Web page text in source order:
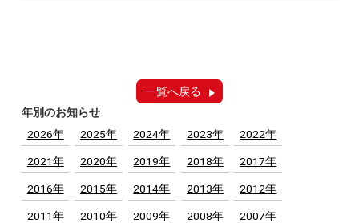
一覧へ戻る
年別のお知らせ
2026年
2025年 2024年 2023年 2022年
2021年 2020年 2019年 2018年 2017年
2016年 2015年 2014年 2013年 2012年
2011年 2010年 2009年 2008年 2007年